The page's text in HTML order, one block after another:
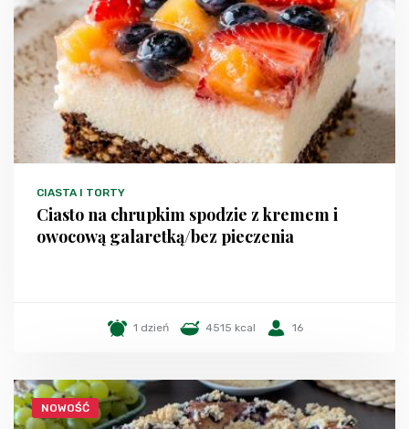
CIASTA I TORTY
Ciasto na chrupkim spodzie z kremem i
owocową galaretką/bez pieczenia
1 dzień 4515 kcal 16
NOWOŚĆ